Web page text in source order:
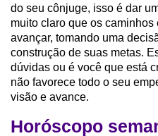
do seu cônjuge, isso é dar
muito claro que os
avançar, tomando uma
construção de suas metas.
dúvidas ou é você que está
não favorece todo o seu
visão e avance.
Horóscopo